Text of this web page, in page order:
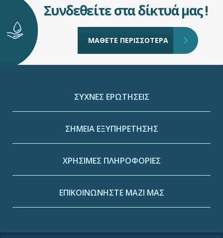
Συνδεθείτε στα δίκτυά μας !
ΜΑΘΕΤΕ ΠΕΡΙΣΣΟΤΕΡΑ
ΣΥΧΝΕΣ ΕΡΩΤΗΣΕΙΣ
ΣΗΜΕΙΑ ΕΞΥΠΗΡΕΤΗΣΗΣ
ΧΡΗΣΙΜΕΣ ΠΛΗΡΟΦΟΡΙΕΣ
ΕΠΙΚΟΙΝΩΝΗΣΤΕ ΜΑΖΙ ΜΑΣ